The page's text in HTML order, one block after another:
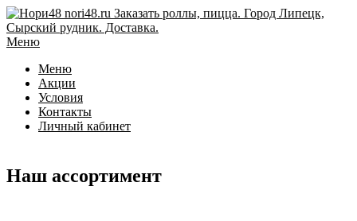
Перейти
к
содержимому
Меню
Меню
Акции
Условия
Контакты
Личный кабинет
Наш ассортимент